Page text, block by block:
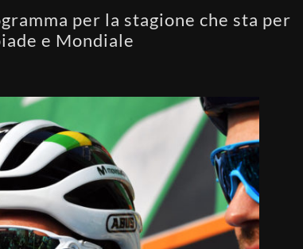
per la stagione che sta per
e Mondiale